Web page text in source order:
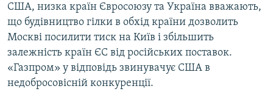
США, низка країн Євросоюзу та Україна вважають,
що будівництво гілки в обхід країни дозволить
Москві посилити тиск на Київ і збільшить
залежність країн ЄС від російських поставок.
«Газпром» у відповідь звинувачує США в
недобросовісній конкуренції.